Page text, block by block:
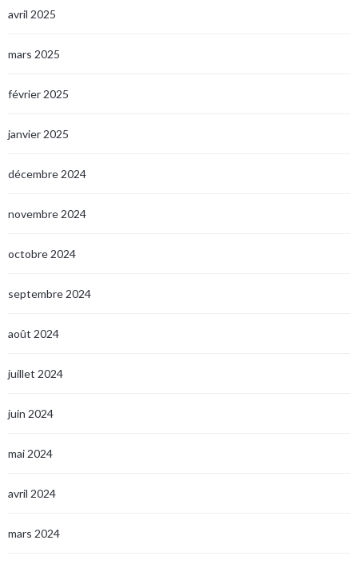
avril 2025
mars 2025
février 2025
janvier 2025
décembre 2024
novembre 2024
octobre 2024
septembre 2024
août 2024
juillet 2024
juin 2024
mai 2024
avril 2024
mars 2024